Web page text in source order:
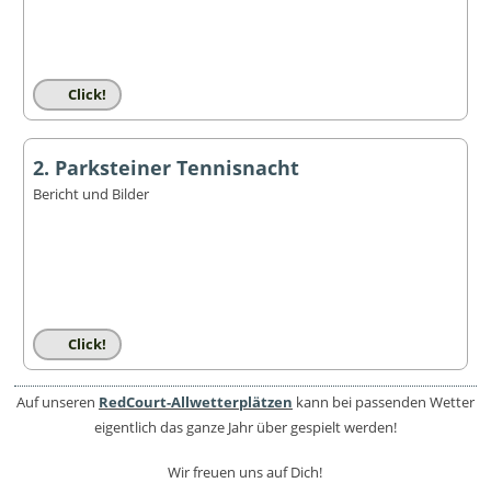
Click!
2. Parksteiner Tennisnacht
Bericht und Bilder
Click!
Auf unseren RedCourt-Allwetterplätzen kann bei passenden Wetter
eigentlich das ganze Jahr über gespielt werden!
Wir freuen uns auf Dich!